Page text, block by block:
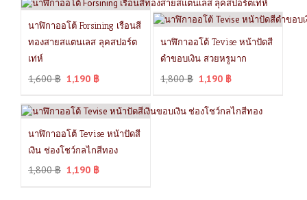
นาฬิกาออโต้ Forsining เรือนสี
ทองสายสแตนเลส ลุคสปอร์ต
เท่ห์
1,600฿ 1,190 ฿
นาฬิกาออโต้ Tevise หน้าปัดสี
ดำขอบเงิน สวยหรูมาก
1,800฿ 1,190 ฿
นาฬิกาออโต้ Tevise หน้าปัดสี
เงิน ช่องโชว์กลไกสีทอง
1,800฿ 1,190 ฿